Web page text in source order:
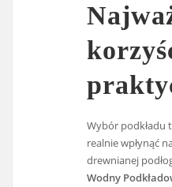
Wybór
realnie wpłynąć
drewnianej
Wodny